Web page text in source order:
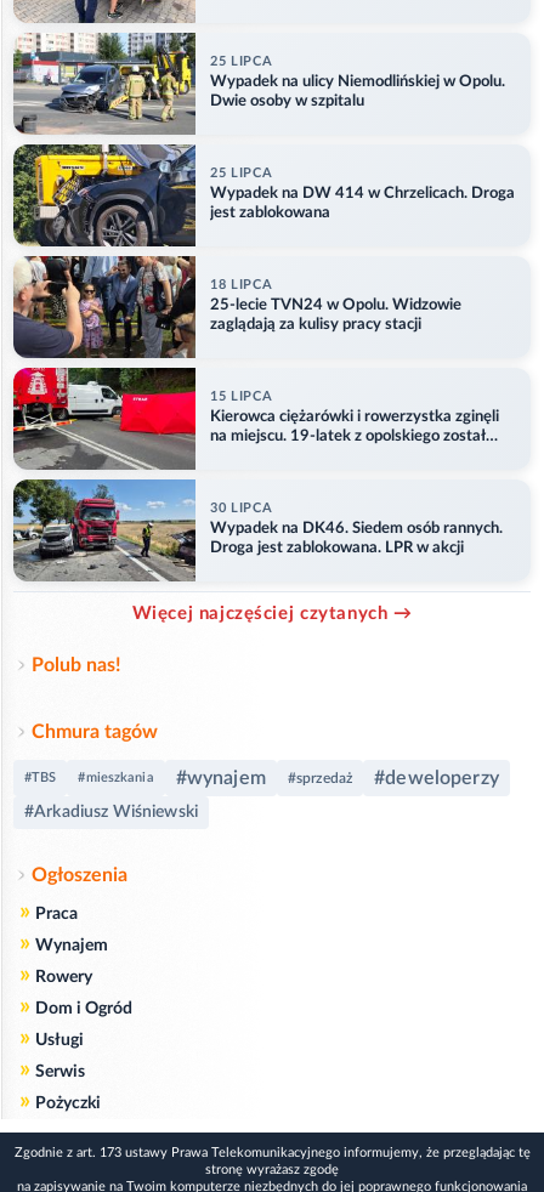
25 LIPCA
Wypadek na ulicy Niemodlińskiej w Opolu.
Dwie osoby w szpitalu
25 LIPCA
Wypadek na DW 414 w Chrzelicach. Droga
jest zablokowana
18 LIPCA
25-lecie TVN24 w Opolu. Widzowie
zaglądają za kulisy pracy stacji
15 LIPCA
Kierowca ciężarówki i rowerzystka zginęli
na miejscu. 19-latek z opolskiego został
30 LIPCA
Wypadek na DK46. Siedem osób rannych.
Droga jest zablokowana. LPR w akcji
Więcej najczęściej czytanych →
Polub nas!
Chmura tagów
#TBS #mieszkania #wynajem #sprzedaż #deweloperzy
#Arkadiusz Wiśniewski
Ogłoszenia
» Praca
» Wynajem
» Rowery
» Dom i Ogród
» Usługi
» Serwis
» Pożyczki
Zgodnie z art. 173 ustawy Prawa Telekomunikacyjnego informujemy, że przeglądając tę
stronę wyrażasz zgodę
na zapisywanie na Twoim komputerze niezbędnych do jej poprawnego funkcjonowania